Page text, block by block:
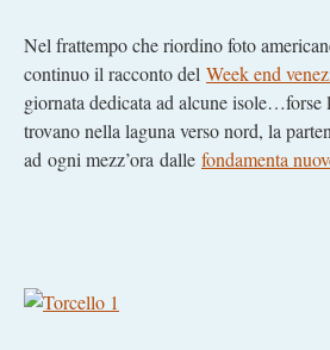
Nel frattempo che riordino foto
continuo il racconto del Week end
giornata dedicata ad alcune
trovano nella laguna verso nord, la
ad ogni mezz’ora dalle fondamenta